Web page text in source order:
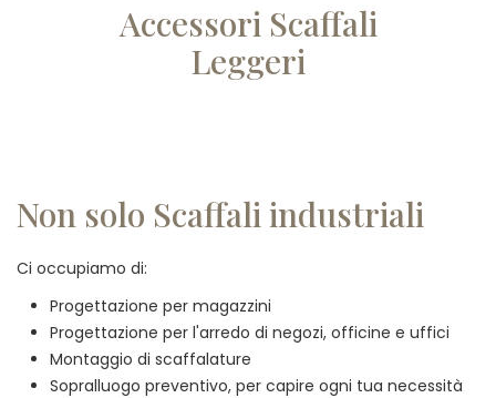
Accessori Scaffali
Leggeri
Non solo Scaffali industriali
Ci occupiamo di:
Progettazione per magazzini
Progettazione per l'arredo di negozi, officine e uffici
Montaggio di scaffalature
Sopralluogo preventivo, per capire ogni tua necessità